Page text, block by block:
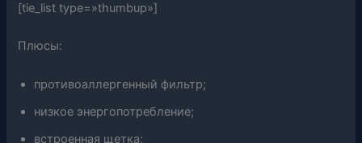
[tie_list type=»thumbup»]
Плюсы:
противоаллергенный фильтр;
низкое энергопотребление;
встроенная щетка;